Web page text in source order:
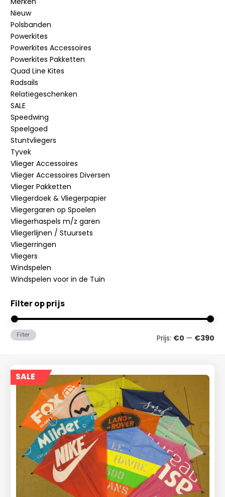
Nieuw
Polsbanden
Powerkites
Powerkites Accessoires
Powerkites Pakketten
Quad Line Kites
Radsails
Relatiegeschenken
SALE
Speedwing
Speelgoed
Stuntvliegers
Tyvek
Vlieger Accessoires
Vlieger Accessoires Diversen
Vlieger Pakketten
Vliegerdoek & Vliegerpapier
Vliegergaren op Spoelen
Vliegerhaspels m/z garen
Vliegerlijnen / Stuursets
Vliegerringen
Vliegers
Windspelen
Windspelen voor in de Tuin
Filter op prijs
Filter Prijs: €0 — €390
SALE